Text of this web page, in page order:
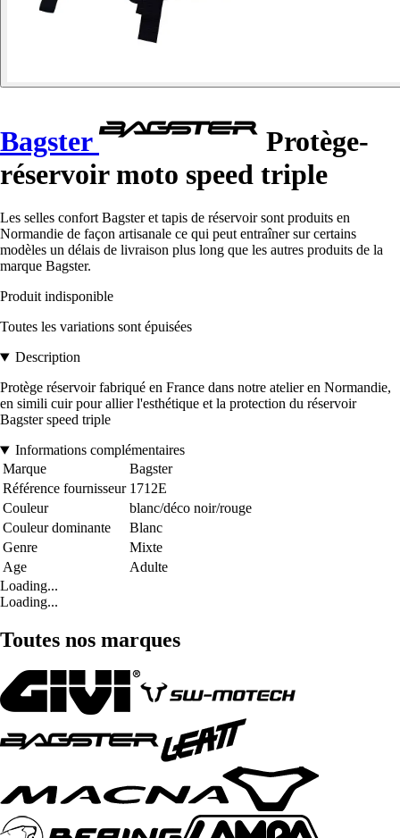
Bagster
Protège-
réservoir moto speed triple
Les selles confort Bagster et tapis de réservoir sont produits en
Normandie de façon artisanale ce qui peut entraîner sur certains
modèles un délais de livraison plus long que les autres produits de la
marque Bagster.
Produit indisponible
Toutes les variations sont épuisées
Description
Protège réservoir fabriqué en France dans notre atelier en Normandie,
en simili cuir pour allier l'esthétique et la protection du réservoir
Bagster speed triple
Informations complémentaires
Marque
Bagster
Référence fournisseur 1712E
Couleur
blanc/déco noir/rouge
Couleur dominante
Blanc
Genre
Mixte
Age
Adulte
Loading...
Loading...
Toutes nos marques